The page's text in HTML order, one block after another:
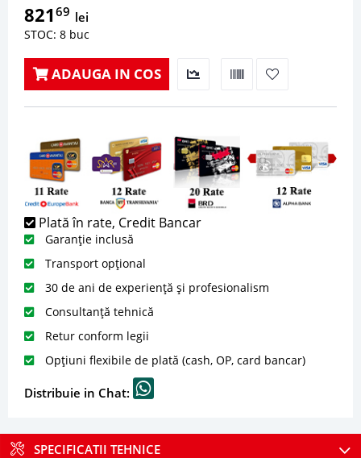
82169 lei
STOC: 8 buc
ADAUGA IN COS
Plată în rate, Credit Bancar
Garanție inclusă
Transport opțional
30 de ani de experiență și profesionalism
Consultanță tehnică
Retur conform legii
Opțiuni flexibile de plată (cash, OP, card bancar)
Distribuie in Chat:
SPECIFICATII TEHNICE